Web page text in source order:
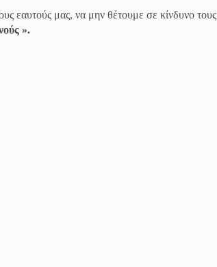
εαυτούς μας, να μην θέτουμε σε κίνδυνο τους
».